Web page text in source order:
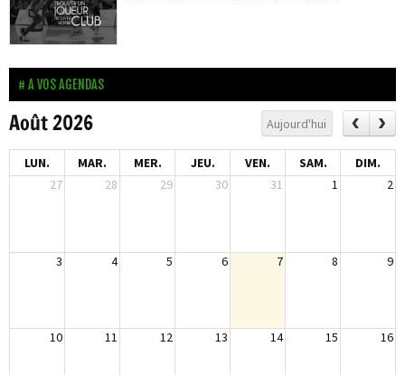
A VOS AGENDAS
Août 2026 Aujourd'hui
LUN. MAR. MER. JEU. VEN. SAM.
DIM.
27
28 29 30 31 1 2
3 4 5 6 7 8 9
10 11 12 13 14 15 16